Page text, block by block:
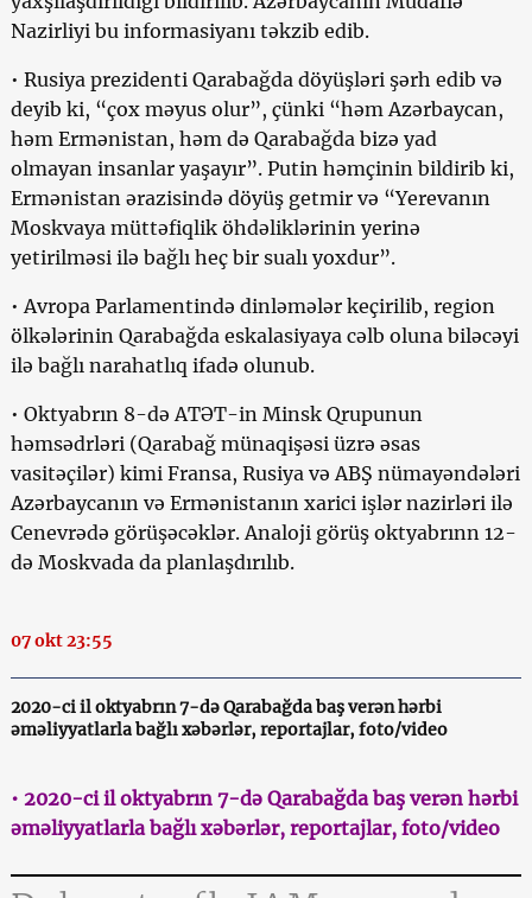
Nazirliyi bu informasiyanı təkzib edib.
• Rusiya prezidenti Qarabağda döyüşləri şərh edib və
deyib ki, “çox məyus olur”, çünki “həm Azərbaycan,
həm Ermənistan, həm də Qarabağda bizə yad
olmayan insanlar yaşayır”. Putin həmçinin bildirib ki,
Ermənistan ərazisində döyüş getmir və “Yerevanın
Moskvaya müttəfiqlik öhdəliklərinin yerinə
yetirilməsi ilə bağlı heç bir sualı yoxdur”.
• Avropa Parlamentində dinləmələr keçirilib, region
ölkələrinin Qarabağda eskalasiyaya cəlb oluna biləcəyi
ilə bağlı narahatlıq ifadə olunub.
• Oktyabrın 8-də ATƏT-in Minsk Qrupunun
həmsədrləri (Qarabağ münaqişəsi üzrə əsas
vasitəçilər) kimi Fransa, Rusiya və ABŞ nümayəndələri
Azərbaycanın və Ermənistanın xarici işlər nazirləri ilə
Cenevrədə görüşəcəklər. Analoji görüş oktyabrınn 12-
də Moskvada da planlaşdırılıb.
07 okt 23:55
2020-ci il oktyabrın 7-də Qarabağda baş verən hərbi
əməliyyatlarla bağlı xəbərlər, reportajlar, foto/video
• 2020-ci il oktyabrın 7-də Qarabağda baş verən hərbi
əməliyyatlarla bağlı xəbərlər, reportajlar, foto/video